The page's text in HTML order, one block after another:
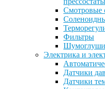
Смотровые
Фильтры
Электрика и
Датчики
Датчики